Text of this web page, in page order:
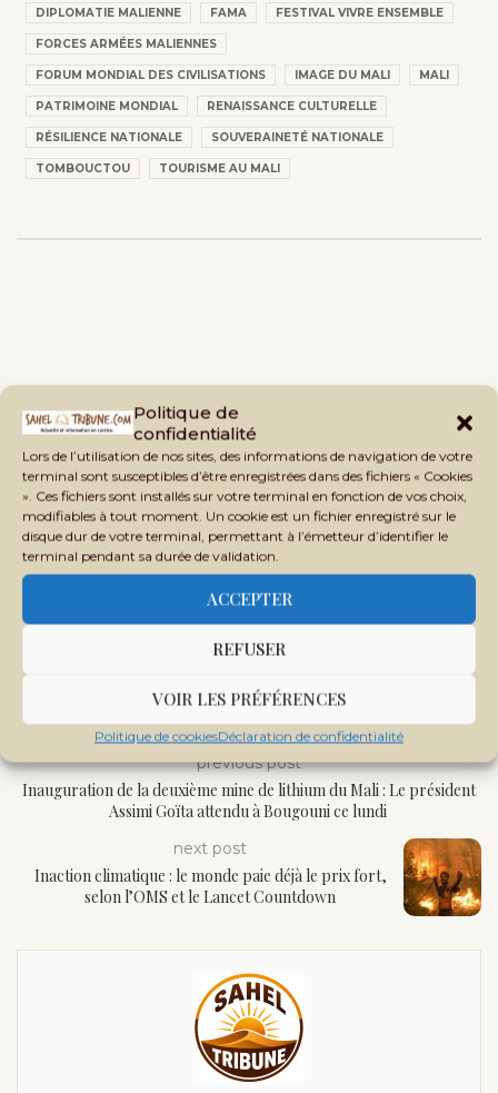
Politique de
confidentialité
Lors de l’utilisation de nos sites, des informations de navigation de votre
terminal sont susceptibles d’être enregistrées dans des fichiers « Cookies
». Ces fichiers sont installés sur votre terminal en fonction de vos choix,
modifiables à tout moment. Un cookie est un fichier enregistré sur le
disque dur de votre terminal, permettant à l’émetteur d’identifier le
terminal pendant sa durée de validation.
ACCEPTER
REFUSER
VOIR LES PRÉFÉRENCES
Politique de cookiesDéclaration de confidentialité
DIPLOMATIE MALIENNE FAMA FESTIVAL VIVRE ENSEMBLE
FORCES ARMÉES MALIENNES
FORUM MONDIAL DES CIVILISATIONS IMAGE DU MALI MALI
PATRIMOINE MONDIAL RENAISSANCE CULTURELLE
RÉSILIENCE NATIONALE SOUVERAINETÉ NATIONALE
TOMBOUCTOU TOURISME AU MALI
previous post
Inauguration de la deuxième mine de lithium du Mali : Le président
Assimi Goïta attendu à Bougouni ce lundi
next post
Inaction climatique : le monde paie déjà le prix fort,
selon l’OMS et le Lancet Countdown